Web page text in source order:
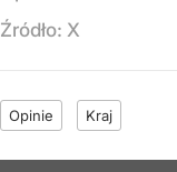
Źródło: X
Opinie Kraj